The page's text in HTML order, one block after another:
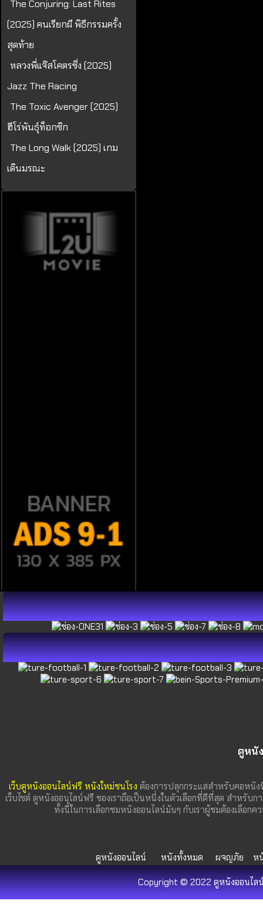
The Conjuring: Last Rites
(2025) คนเรียกผี พิธีกรรมครั้ง
สุดท้าย
หลวงพี่แจ๊สโคตรซิ่ง (2025)
Jazz The Racing
The Toxic Avenger (2025)
ฮีโร่พันธุ์ท็อกซิก
The Long Walk (2025) เกม
เดินมรณะ
ดูหนั
เว็บดูหนังออนไลน์ฟรี หนังใหม่ชนโรง ต้องการปลุกกระแสสำหรับคอหนั
เว็บไซต์ ดูหนังออนไลน์ฟรี ของเราถือเป็นหนึ่งในตัวเลือกที่ดีที่สุด สำหรับ
ทั้งนี้ในการเลือกชมหนังออนไลน์มันๆ กับเราผู้ชมต้องเลือก
ดูหนังออนไลน์ หนังทั้งหมด ผจญภัย ห
Copyright © 2022 ดูหนังออนไล